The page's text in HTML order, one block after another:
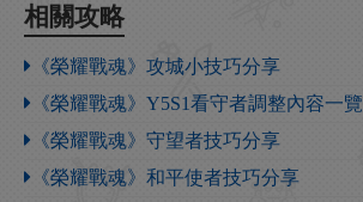
相關攻略
《榮耀戰魂》攻城小技巧分享
《榮耀戰魂》Y5S1看守者調整內容一覽
《榮耀戰魂》守望者技巧分享
《榮耀戰魂》和平使者技巧分享